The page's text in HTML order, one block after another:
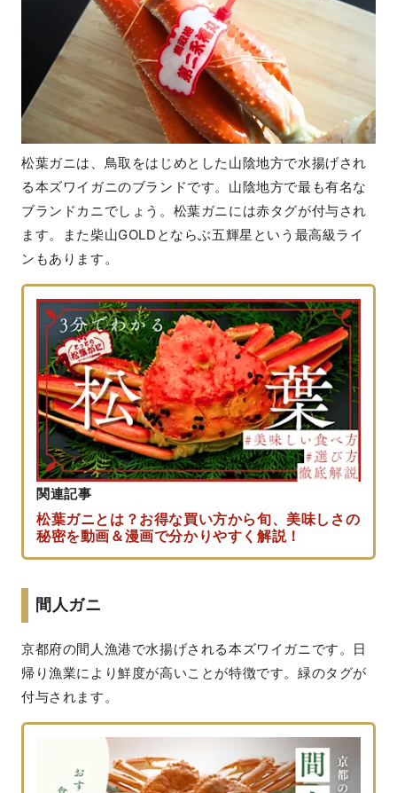
松葉ガニは、鳥取をはじめとした山陰地方で水揚げされ
る本ズワイガニのブランドです。山陰地方で最も有名な
ブランドカニでしょう。松葉ガニには赤タグが付与され
ます。また柴山GOLDとならぶ五輝星という最高級ライ
ンもあります。
関連記事
松葉ガニとは？お得な買い方から旬、美味しさの
秘密を動画＆漫画で分かりやすく解説！
間人ガニ
京都府の間人漁港で水揚げされる本ズワイガニです。日
帰り漁業により鮮度が高いことが特徴です。緑のタグが
付与されます。